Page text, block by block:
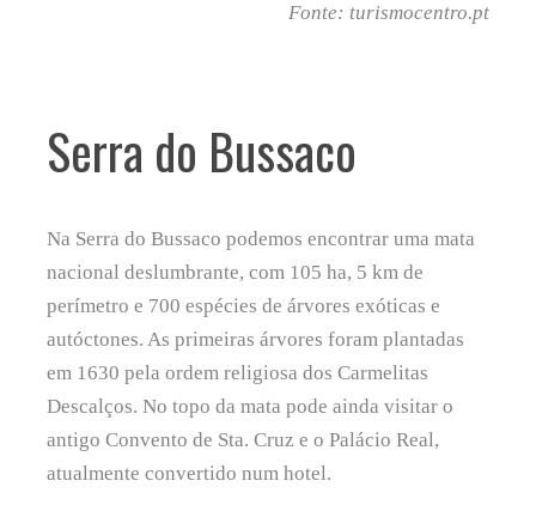
Fonte: turismocentro.pt
Serra do Bussaco
Na Serra do Bussaco podemos encontrar uma mata
nacional deslumbrante, com 105 ha, 5 km de
perímetro e 700 espécies de árvores exóticas e
autóctones. As primeiras árvores foram plantadas
em 1630 pela ordem religiosa dos Carmelitas
Descalços. No topo da mata pode ainda visitar o
antigo Convento de Sta. Cruz e o Palácio Real,
atualmente convertido num hotel.